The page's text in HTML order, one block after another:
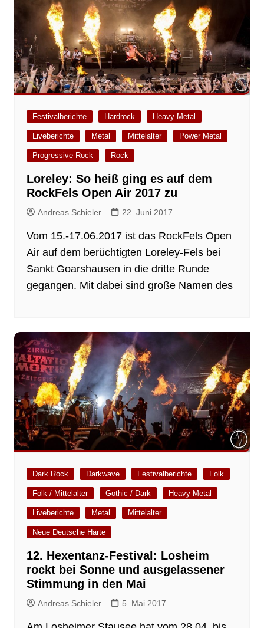
Festivalberichte Hardrock Heavy Metal
Liveberichte Metal Mittelalter Power Metal
Progressive Rock Rock
Loreley: So heiß ging es auf dem
RockFels Open Air 2017 zu
Andreas Schieler 22. Juni 2017
Vom 15.-17.06.2017 ist das RockFels Open
Air auf dem berüchtigten Loreley-Fels bei
Sankt Goarshausen in die dritte Runde
gegangen. Mit dabei sind große Namen des
Dark Rock Darkwave Festivalberichte Folk
Folk / Mittelalter Gothic / Dark Heavy Metal
Liveberichte Metal Mittelalter
Neue Deutsche Härte
12. Hexentanz-Festival: Losheim
rockt bei Sonne und ausgelassener
Stimmung in den Mai
Andreas Schieler 5. Mai 2017